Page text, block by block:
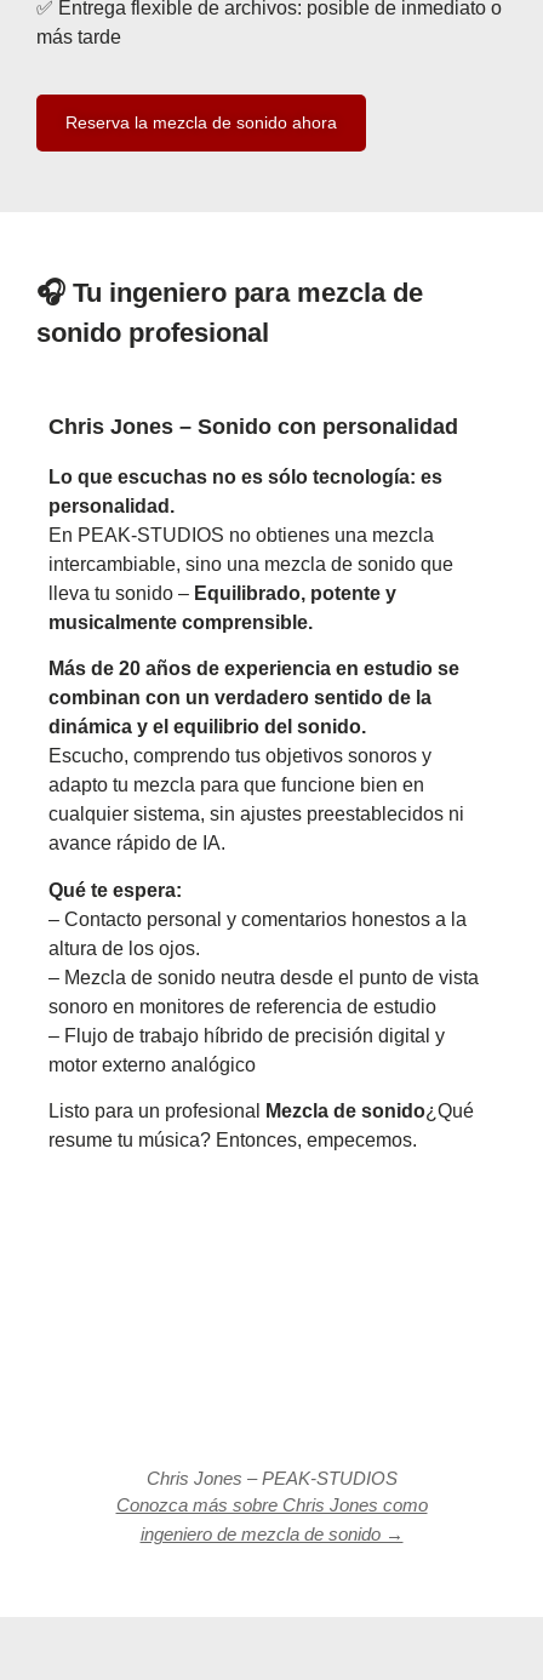
✅ Entrega flexible de archivos: posible de inmediato o
más tarde
Reserva la mezcla de sonido ahora
🎧 Tu ingeniero para mezcla de
sonido profesional
Chris Jones – Sonido con personalidad
Lo que escuchas no es sólo tecnología: es
personalidad.
En PEAK-STUDIOS no obtienes una mezcla
intercambiable, sino una mezcla de sonido que
lleva tu sonido – Equilibrado, potente y
musicalmente comprensible.
Más de 20 años de experiencia en estudio se
combinan con un verdadero sentido de la
dinámica y el equilibrio del sonido.
Escucho, comprendo tus objetivos sonoros y
adapto tu mezcla para que funcione bien en
cualquier sistema, sin ajustes preestablecidos ni
avance rápido de IA.
Qué te espera:
– Contacto personal y comentarios honestos a la
altura de los ojos.
– Mezcla de sonido neutra desde el punto de vista
sonoro en monitores de referencia de estudio
– Flujo de trabajo híbrido de precisión digital y
motor externo analógico
Listo para un profesional Mezcla de sonido¿Qué
resume tu música? Entonces, empecemos.
Chris Jones – PEAK-STUDIOS
Conozca más sobre Chris Jones como
ingeniero de mezcla de sonido →